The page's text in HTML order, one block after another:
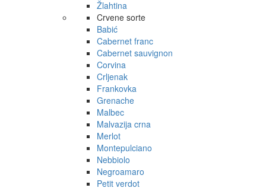
Žlahtina
Crvene sorte
Babić
Cabernet franc
Cabernet sauvignon
Corvina
Crljenak
Frankovka
Grenache
Malbec
Malvazija crna
Merlot
Montepulciano
Nebbiolo
Negroamaro
Petit verdot